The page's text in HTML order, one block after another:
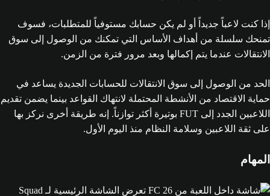
إذا كنت لاعباً جديداً أو لم يكن حسابك مستوفياً للمتطلبات، فسوف
تمنحك سلسلة من أهداف الأساس التي تمكنك من الوصول إلى سوق
الانتقالات عندما يتم إكمالها وبعد مرور فترة من الزمن.
الحد من الوصول إلى سوق الانتقالات للحسابات الجديدة يساعد في
حماية الاقتصاد من الأنشطة المحتملة لانتهاك القواعد بينما يضمن تقديم
اللاعبين الجدد إلى FUT بوتيرة أكثر توازناً. إنه طريقة أخرى نركز بها
على ثقة اللاعبين وسلامة النظام منذ اليوم الأول.
المهام